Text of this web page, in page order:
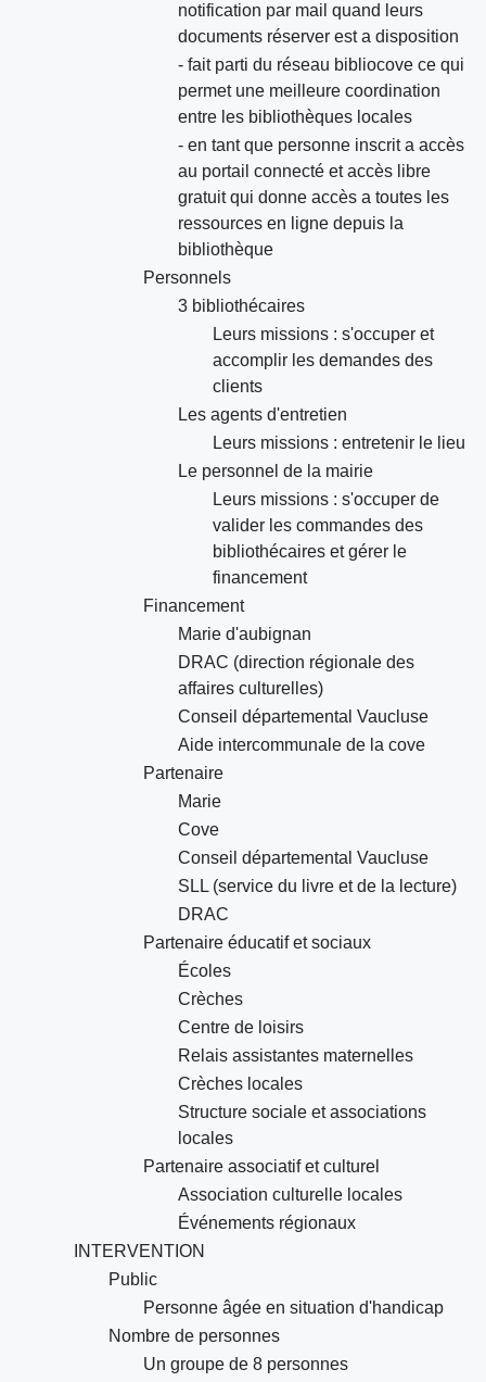
notification par mail quand leurs
documents réserver est a disposition
- fait parti du réseau bibliocove ce qui
permet une meilleure coordination
entre les bibliothèques locales
- en tant que personne inscrit a accès
au portail connecté et accès libre
gratuit qui donne accès a toutes les
ressources en ligne depuis la
bibliothèque
Personnels
3 bibliothécaires
Leurs missions : s'occuper et
accomplir les demandes des
clients
Les agents d'entretien
Leurs missions : entretenir le lieu
Le personnel de la mairie
Leurs missions : s'occuper de
valider les commandes des
bibliothécaires et gérer le
financement
Financement
Marie d'aubignan
DRAC (direction régionale des
affaires culturelles)
Conseil départemental Vaucluse
Aide intercommunale de la cove
Partenaire
Marie
Cove
Conseil départemental Vaucluse
SLL (service du livre et de la lecture)
DRAC
Partenaire éducatif et sociaux
Écoles
Crèches
Centre de loisirs
Relais assistantes maternelles
Crèches locales
Structure sociale et associations
locales
Partenaire associatif et culturel
Association culturelle locales
Événements régionaux
INTERVENTION
Public
Personne âgée en situation d'handicap
Nombre de personnes
Un groupe de 8 personnes